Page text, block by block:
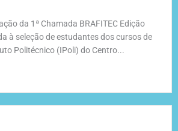
da 1ª Chamada BRAFITEC Edição
à seleção de estudantes dos cursos de
Politécnico (IPoli) do Centro...